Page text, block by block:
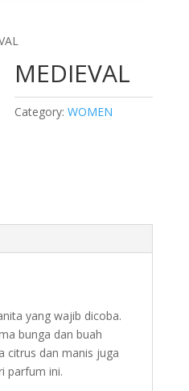
MEDIEVAL
Category:WOMEN
yang wajib dicoba.
bunga dan buah
citrus dan manis juga
parfum ini.